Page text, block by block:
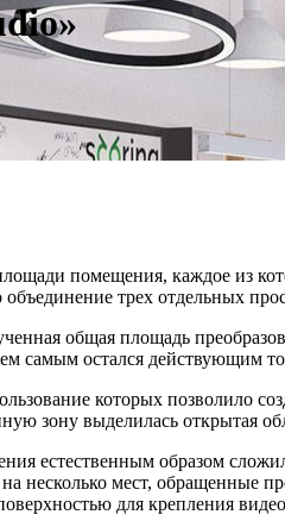
помещения, каждое из
трех отдельных
общая площадь
самым остался действующим
которых позволило
зону выделилась открытая
естественным образом
мест, обращенные
для крепления